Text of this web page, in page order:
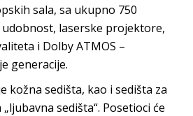
sala, sa ukupno 750
laserske projektore,
i Dolby ATMOS –
generacije.
kožna sedišta, kao i sedišta za
sedišta“. Posetioci će